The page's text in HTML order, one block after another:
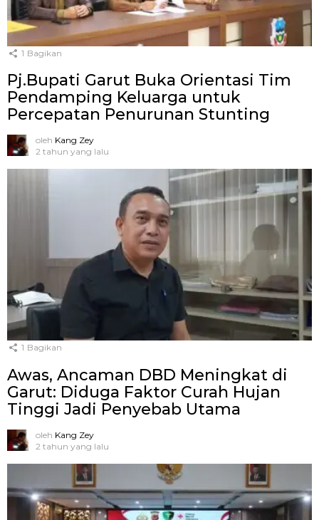
1 Bagikan
Pj.Bupati Garut Buka Orientasi Tim
Pendamping Keluarga untuk
Percepatan Penurunan Stunting
oleh Kang Zey
2 tahun yang lalu
1 Bagikan
Awas, Ancaman DBD Meningkat di
Garut: Diduga Faktor Curah Hujan
Tinggi Jadi Penyebab Utama
oleh Kang Zey
2 tahun yang lalu